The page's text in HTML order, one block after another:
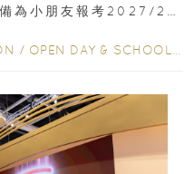
為小朋友報考2027/28
/ OPEN DAY & SCHOOL EVENTS